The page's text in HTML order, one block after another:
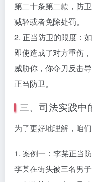
第二十条第二款，防
减轻或者免除处罚。
2. 正当防卫的限度：
即使造成了对方重伤
威胁你，你夺刀反击
正当防卫。
三、司法实践中
为了更好地理解，咱
1. 案例一：李某正当
李某在街头被三名男